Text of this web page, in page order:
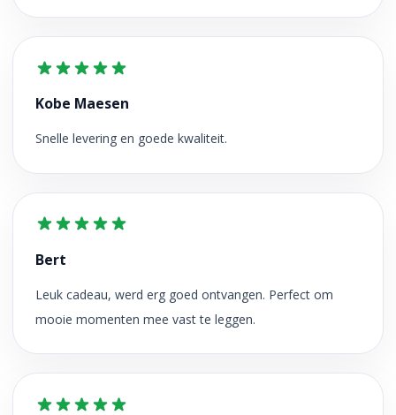
Kobe Maesen
Snelle levering en goede kwaliteit.
Bert
Leuk cadeau, werd erg goed ontvangen. Perfect om
mooie momenten mee vast te leggen.